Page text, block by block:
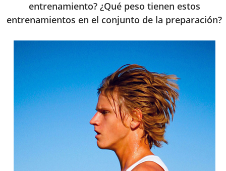
entrenamiento? ¿Qué peso tienen estos
entrenamientos en el conjunto de la preparación?